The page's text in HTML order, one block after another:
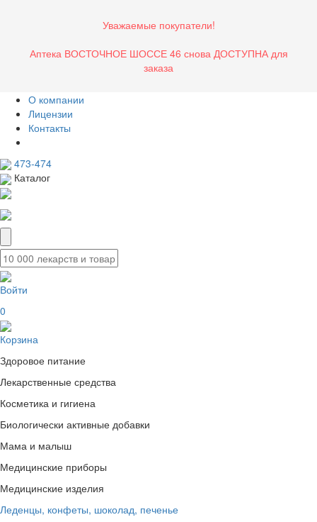
Уважаемые покупатели!
Аптека ВОСТОЧНОЕ ШОССЕ 46 снова ДОСТУПНА для
заказа
О компании
Лицензии
Контакты
473-474
Каталог
Войти
0
Корзина
Здоровое питание
Лекарственные средства
Косметика и гигиена
Биологически активные добавки
Мама и малыш
Медицинские приборы
Медицинские изделия
Леденцы, конфеты, шоколад, печенье